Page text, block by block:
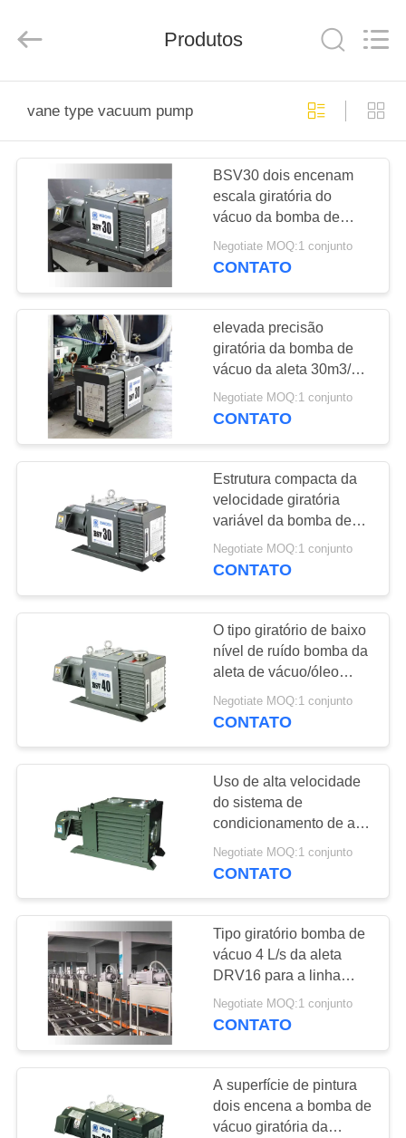
CASA
PRODUTOS
SOBRE
NÓS
VISITA
FÁBRICA
CONTROLE
DE
QUALIDADE
CONTACTE-
NOS
SOLICITE UM
ORÇAMENTO
COMPRESSOR
MAPA
POLÍTICA
PRIVACIDADE
Energy
Equipment
Produtos
vane type vacuum pump
BSV30 dois encenam
escala giratória do
vácuo da bomba de
vácuo 30m3/H da aleta
a baixa para o
Negotiate MOQ:1 conjunto
CONTATO
elevada precisão
giratória da bomba de
vácuo da aleta 30m3/H
com anti sistema do
retorno hidráulico
Negotiate MOQ:1 conjunto
CONTATO
Estrutura compacta da
velocidade giratória
variável da bomba de
vácuo 30 CBM/H da
aleta do sistema do nível
Negotiate MOQ:1 conjunto
CONTATO
O tipo giratório de baixo
nível de ruído bomba da
aleta de vácuo/óleo
selou a alta velocidade
das bombas de vácuo
Negotiate MOQ:1 conjunto
CONTATO
Uso de alta velocidade
do sistema de
condicionamento de ar
da bomba de vácuo do
desempenho BSV175
Negotiate MOQ:1 conjunto
CONTATO
Tipo giratório bomba de
vácuo 4 L/s da aleta
DRV16 para a linha
criogênica CE habilitado
Negotiate MOQ:1 conjunto
CONTATO
A superfície de pintura
dois encena a bomba de
vácuo giratória da